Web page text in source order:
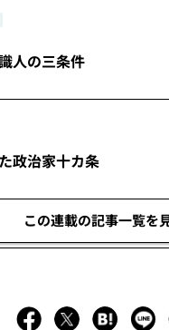
人の三条件
政治家十カ条
この連載の記事一覧を